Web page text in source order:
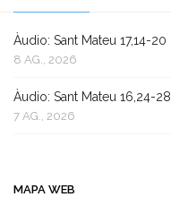
Àudio: Sant Mateu 17,14-20
8 AG., 2026
Àudio: Sant Mateu 16,24-28
7 AG., 2026
MAPA WEB